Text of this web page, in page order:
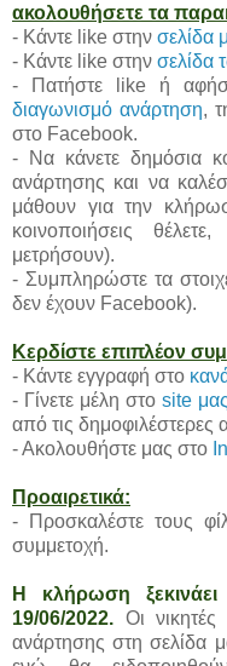
ακολουθήσετε τα
- Κάντε like στην σελίδα
- Κάντε like στην σελίδα
- Πατήστε like ή
διαγωνισμό ανάρτηση,
στο Facebook.
- Να κάνετε δημόσια
ανάρτησης και να
μάθουν για την
κοινοποιήσεις
μετρήσουν).
- Συμπληρώστε τα
δεν έχουν Facebook).
Κερδίστε επιπλέον
- Κάντε εγγραφή στο
- Γίνετε μέλη στοsite μας
από τις δημοφιλέστερες
- Ακολουθήστε μας στο
Προαιρετικά:
- Προσκαλέστε τους
συμμετοχή.
Η κλήρωση
19/06/2022. Οι
ανάρτησης στη σελίδα